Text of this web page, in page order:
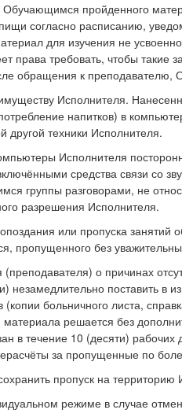
пройденного
согласно расписанию,
для изучения не
права требовать, чтобы такие
обращения к
Исполнителя.
напитков) в
другой техники Исполнителя.
Исполнителя
средства связи со
группы разговорами, не
разрешения Исполнителя.
или пропуска
пропущенного без
о причинах
незамедлительно поставить в
больничного листа,
решается без
в течение 10 (десяти)
за пропущенные по
пропуск на территорию
режиме в случае